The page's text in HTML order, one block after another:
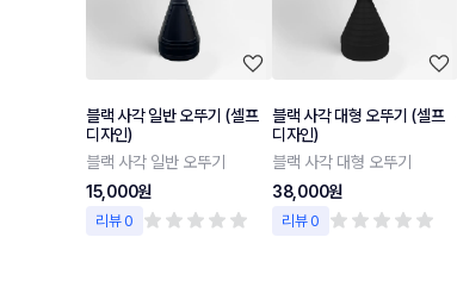
블랙 사각 일반 오뚜기 (셀프
디자인)
블랙 사각 일반 오뚜기
15,000원
리뷰 0
블랙 사각 대형 오뚜기 (셀프
디자인)
블랙 사각 대형 오뚜기
38,000원
리뷰 0